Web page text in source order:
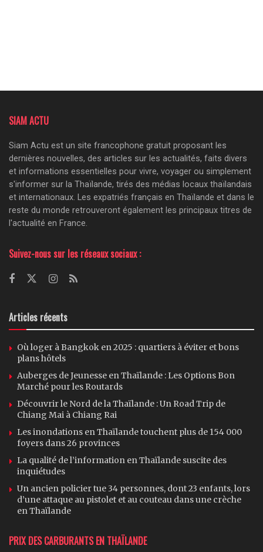
SIAM ACTU
Siam Actu est un site francophone gratuit proposant les
dernières nouvelles, des articles sur les actualités, faits divers
et informations essentielles pour vivre, voyager ou simplement
s'informer sur la Thaïlande, tirés des médias locaux thaïlandais
et internationaux. Les expatriés français en Thaïlande et dans le
reste du monde retrouveront également les principaux titres de
l'actualité en France.
Suivez-nous sur les réseaux sociaux :
Articles récents
Où loger à Bangkok en 2025 : quartiers à éviter et bons
plans hôtels
Auberges de Jeunesse en Thaïlande : Les Options Bon
Marché pour les Routards
Découvrir le Nord de la Thaïlande : Un Road Trip de
Chiang Mai à Chiang Rai
Les inondations en Thaïlande touchent plus de 154 000
foyers dans 26 provinces
La qualité de l’information en Thaïlande suscite des
inquiétudes
Un ancien policier tue 34 personnes, dont 23 enfants, lors
d’une attaque au pistolet et au couteau dans une crèche
en Thaïlande
PRIX DES CARBURANTS EN THAÏLANDE